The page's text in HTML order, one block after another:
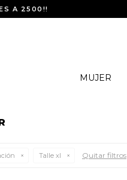
MUJER
A 2500!!
Talle xl Quitar filtros